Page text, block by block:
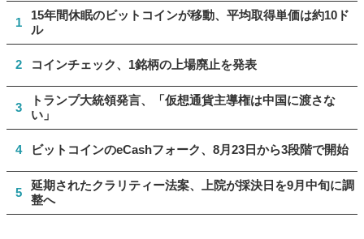
1
15年間休眠のビットコインが移動、平均取得単価は約10ド
ル
2 コインチェック、1銘柄の上場廃止を発表
3
トランプ大統領発言、「仮想通貨主導権は中国に渡さな
い」
4 ビットコインのeCashフォーク、8月23日から3段階で開始
5
延期されたクラリティー法案、上院が採決日を9月中旬に調
整へ